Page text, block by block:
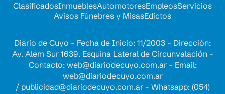
ClasificadosInmueblesAutomotoresEmpleosServicios
Avisos Fúnebres y MisasEdictos
Diario de Cuyo - Fecha de Inicio: 11/2003 - Dirección:
Av. Alem Sur 1639. Esquina Lateral de Circunvalación -
Contacto: web@diariodecuyo.com.ar- Email:
web@diariodecuyo.com.ar
/ publicidad@diariodecuyo.com.ar- Whatsapp: (054)